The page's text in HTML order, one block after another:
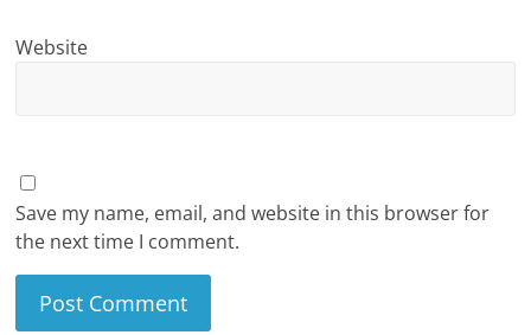
Website
Save my name, email, and website in this browser for
the next time I comment.